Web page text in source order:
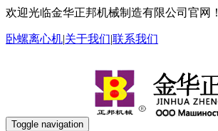
欢迎光临金华正邦机械制造有限公司官网！
卧螺离心机|关于我们|联系我们
Toggle navigation